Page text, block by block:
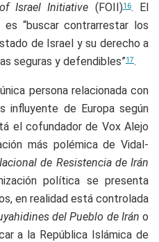
Israel Initiative (FOII)16. El
“buscar contrarrestar los
de Israel y su derecho a
seguras y defendibles”17.
persona relacionada con
influyente de Europa según
el cofundador de Vox Alejo
más polémica de Vidal-
de Resistencia de Irán
política se presenta
en realidad está controlada
del Pueblo de Irán o
a la República Islámica de